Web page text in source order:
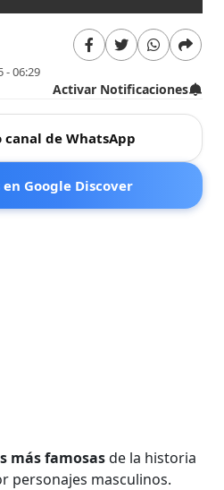
- 06:29
Activar Notificaciones
de WhatsApp
Google Discover
más famosasde la historia
personajes masculinos.